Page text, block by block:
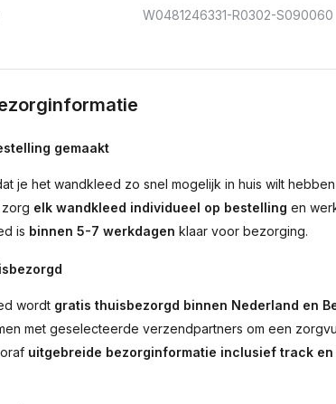
W0481246331-R0302-S090060
gemaakt
je het wandkleed zo snel mogelijk in huis wilt
zorg elk wandkleed individueel op bestelling en
is binnen 5-7 werkdagen klaar voor bezorging.
wordt gratis thuisbezorgd binnen Nederland en
met geselecteerde verzendpartners om een
uitgebreide bezorginformatie inclusief track